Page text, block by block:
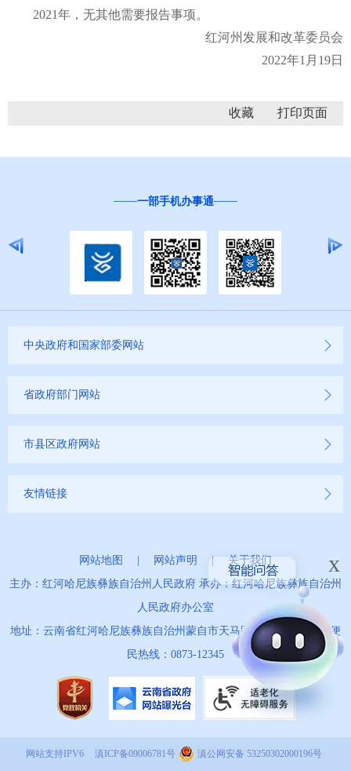
2021年，无其他需要报告事项。
红河州发展和改革委员会
2022年1月19日
收藏
一部手机办事通
中央政府和国家部委网站
省政府部门网站
市县区政府网站
友情链接
网站地图 网站声明 | 关于我们
主办：红河哈尼族彝族自治州人民政府 承办：红河哈尼族彝族自治州
人民政府办公室
地址：云南省红河哈尼族彝族自治州蒙自市天马路67号 政务服务便
民热线：0873-12345
x
网站支持IPV6 滇ICP备09006781号 滇公网安备 53250302000196号